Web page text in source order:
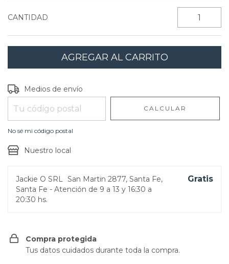
CANTIDAD
Entregas para el CP:
Medios de envío
CALCULAR
No sé mi código postal
Nuestro local
Jackie O SRL San Martin 2877, Santa Fe,
Santa Fe - Atención de 9 a 13 y 16:30 a
20:30 hs.
Gratis
Compra protegida
Tus datos cuidados durante toda la compra.